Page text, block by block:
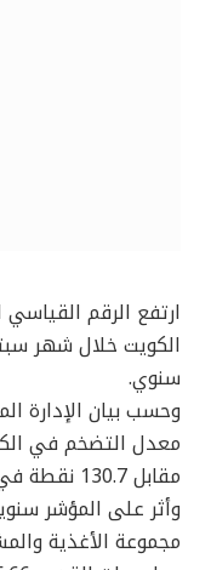
ارتفع الرقم
سنوي.
وحسب بيان الإدارة
مقابل 130.7 نقطة في سبتمبر 2023.